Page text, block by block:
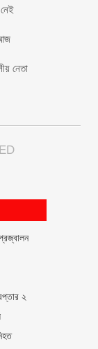
আজ
নেতা
২